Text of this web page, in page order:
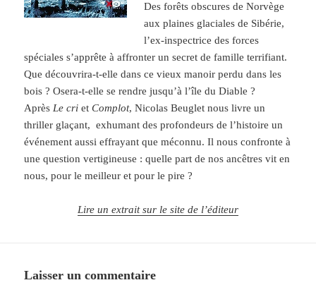
Des forêts obscures de Norvège
aux plaines glaciales de Sibérie,
l’ex-inspectrice des forces
spéciales s’apprête à affronter un secret de famille terrifiant.
Que découvrira-t-elle dans ce vieux manoir perdu dans les
bois ? Osera-t-elle se rendre jusqu’à l’île du Diable ?
AprèsLe cri etComplot, Nicolas Beuglet nous livre un
thriller glaçant, exhumant des profondeurs de l’histoire un
événement aussi effrayant que méconnu. Il nous confronte à
une question vertigineuse : quelle part de nos ancêtres vit en
nous, pour le meilleur et pour le pire ?
Lire un extrait sur le site de l’éditeur
Laisser un commentaire